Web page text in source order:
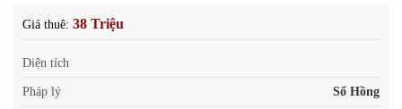
Giá thuê: 38 Triệu
Diện tích
Pháp lý Sổ Hồng